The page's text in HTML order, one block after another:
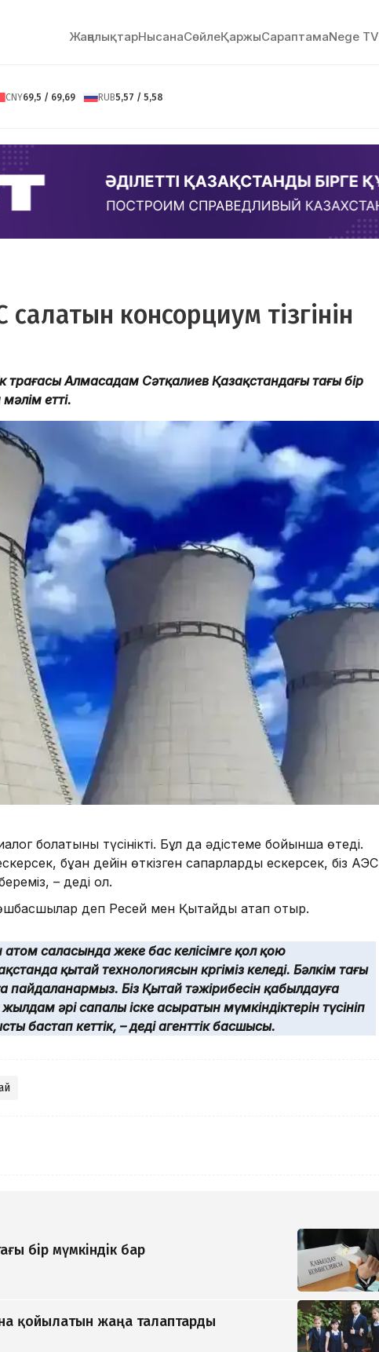
ЖаңалықтарНысанаСөйлeҚаржыСараптамаNege TV
CNY69,5 / 69,69 RUB5,57 / 5,58
салатын консорциум тізгінін
төрағасы Алмасадам Сәтқалиев Қазақстандағы тағы бір
етті.
болатыны түсінікті. Бұл да әдістеме бойынша өтеді.
бұған дейін өткізген сапарларды ескерсек, біз АЭС
– деді ол.
деп Ресей мен Қытайды атап отыр.
саласында жеке бас келісімге қол қою
қытай технологиясын көргіміз келеді. Бәлкім тағы
пайдаланармыз. Біз Қытай тәжірибесін қабылдауға
әрі сапалы іске асыратын мүмкіндіктерін түсініп
бастап кеттік, – деді агенттік басшысы.
бір мүмкіндік бар
қойылатын жаңа талаптарды